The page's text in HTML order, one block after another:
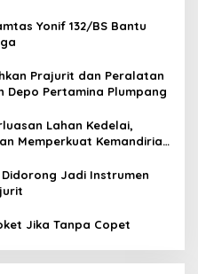
Yonif 132/BS Bantu
Prajurit dan Peralatan
Depo Pertamina Plumpang
Lahan Kedelai,
Memperkuat Kemandirian
Jadi Instrumen
Jika Tanpa Copet